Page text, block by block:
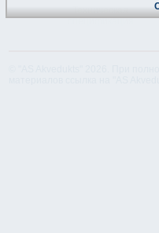
Техническая
спецификация